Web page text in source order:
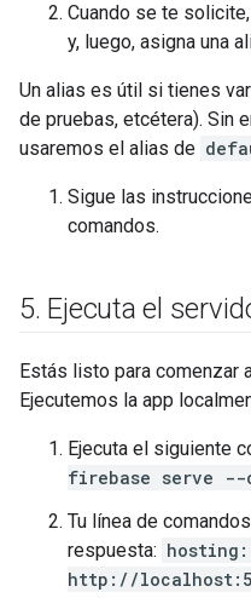
Cuando se te
y, luego, asigna una
Un alias es útil si tienes
de pruebas, etcétera). Sin
usaremos el alias de
Sigue las
comandos.
5. Ejecuta el
Estás listo para comenzar
Ejecutemos la app
Ejecuta el siguiente
firebase serve --
Tu línea de
respuesta:
http://